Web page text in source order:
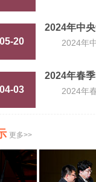
20
2024年中
2024年
03
2024年春
2024年
更多>>